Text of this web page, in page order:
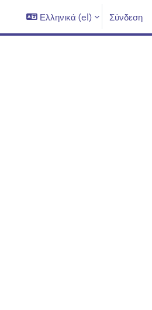
Ελληνικά ‎(el)‎ Σύνδεση